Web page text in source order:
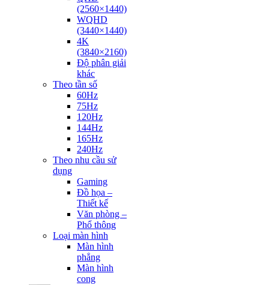
(2560×1440)
WQHD
(3440×1440)
4K
(3840×2160)
Độ phân giải
khác
Theo tần số
60Hz
75Hz
120Hz
144Hz
165Hz
240Hz
Theo nhu cầu sử
dụng
Gaming
Đồ họa –
Thiết kế
Văn phòng –
Phổ thông
Loại màn hình
Màn hình
phẳng
Màn hình
cong